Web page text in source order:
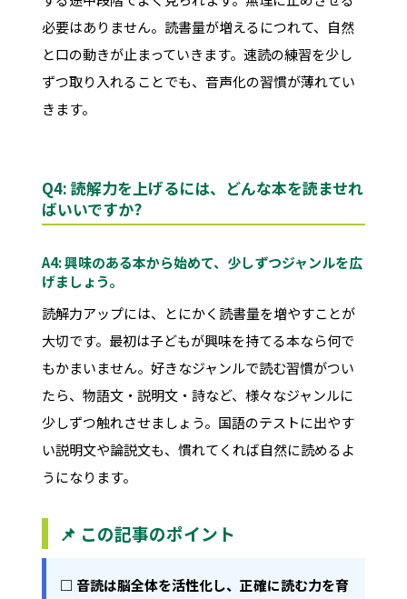
必要はありません。読書量が増えるにつれて、自然
と口の動きが止まっていきます。速読の練習を少し
ずつ取り入れることでも、音声化の習慣が薄れてい
きます。
Q4: 読解力を上げるには、どんな本を読ませれ
ばいいですか?
A4: 興味のある本から始めて、少しずつジャンルを広
げましょう。
読解力アップには、とにかく読書量を増やすことが
大切です。最初は子どもが興味を持てる本なら何で
もかまいません。好きなジャンルで読む習慣がつい
たら、物語文・説明文・詩など、様々なジャンルに
少しずつ触れさせましょう。国語のテストに出やす
い説明文や論説文も、慣れてくれば自然に読めるよ
うになります。
📌 この記事のポイント
□ 音読は脳全体を活性化し、正確に読む力を育